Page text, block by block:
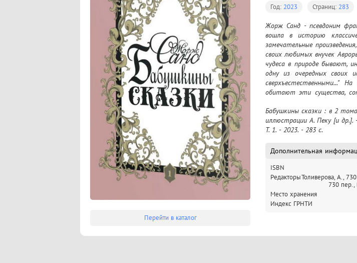
Перейти в каталог
Год: 2023 Страниц: 283
Жорж Санд - псевдоним
вошла в историю
замечательные
своих любимых внучек
чудеса в природе бывают,
одну из очередных своих
сверхъестественными..."
обитают эти существа,
они обучают, развивают
заставляя его
нравственность,
Бабушкины сказки : в 2
иллюстрации А. Пеку [и др.].
Т. 1. - 2023. - 283 c.
Дополнительная
ISBN
РедакторыТоливерова, А.,
730 пер.,
Место хранения
Индекс ГРНТИ